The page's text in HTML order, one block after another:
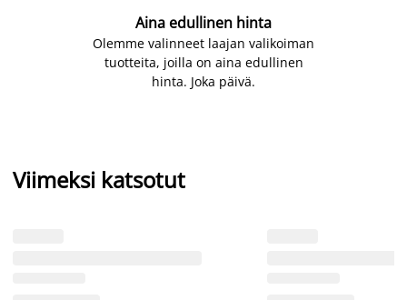
Aina edullinen hinta
Olemme valinneet laajan valikoiman
tuotteita, joilla on aina edullinen
hinta. Joka päivä.
Viimeksi katsotut